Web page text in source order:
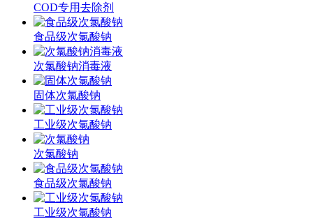
COD专用去除剂
食品级次氯酸钠
次氯酸钠消毒液
固体次氯酸钠
工业级次氯酸钠
次氯酸钠
食品级次氯酸钠
工业级次氯酸钠